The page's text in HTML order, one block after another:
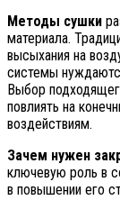
Методы сушки
материала.
высыхания на
системы
Выбор
повлиять на
воздействиям.
Зачем нужен
ключевую роль в
в повышении его